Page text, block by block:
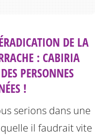
DE LA
: CABIRIA
PERSONNES
!
serions dans une
il faudrait vite